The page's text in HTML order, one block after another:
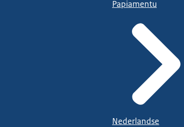
Papiamentu
Nederlandse